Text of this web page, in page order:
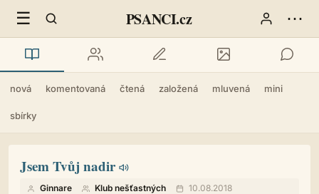
☰ PSANCI.cz ⋯
nová komentovaná čtená založená mluvená mini
sbírky
Jsem Tvůj nadir
Ginnare Klub nešťastných
10.08.2018